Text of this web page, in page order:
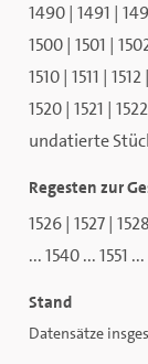
1490| 1491 |
1500| 1501 |
1510| 1511 | 1512
1520| 1521 | 1522
undatierte
Regesten zur
1526| 1527|
...1540...1551 ...
Stand
Datensätze